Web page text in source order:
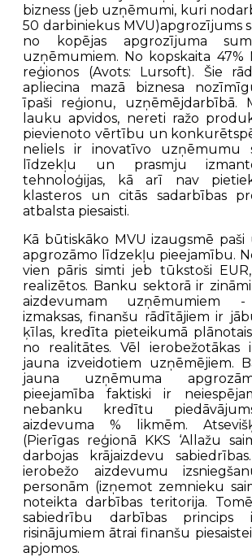
bizness (jeb uzņēmumi, kuri
50 darbiniekus MVU)apgrozījums
no kopējas apgrozījuma
uzņēmumiem. No kopskaita 47%
reģionos (Avots: Lursoft). Šie
apliecina mazā biznesa
īpaši reģionu, uzņēmējdarbībā.
lauku apvidos, nereti ražo
pievienoto vērtību un
neliels ir inovatīvo uzņēmumu
līdzekļu un prasmju
tehnoloģijas, kā arī nav
klasteros un citās sadarbības
atbalsta piesaisti.
Kā būtiskāko MVU izaugsmē
apgrozāmo līdzekļu pieejamību.
vien pāris simti jeb tūkstoši
realizētos. Banku sektorā ir
aizdevumam uzņēmumiem -
izmaksas, finanšu rādītājiem ir
ķīlas, kredīta pieteikumā
no realitātes. Vēl ierobežotākas
jauna izveidotiem uzņēmējiem.
jauna uzņēmuma
pieejamība faktiski ir
nebanku kredītu
aizdevuma % likmēm.
(Pierīgas reģionā KKS ‘Allažu
darbojas krājaizdevu
ierobežo aizdevumu
personām (izņemot zemnieku
noteikta darbības teritorija.
sabiedrību darbības
risinājumiem ātrai finanšu
apjomos.